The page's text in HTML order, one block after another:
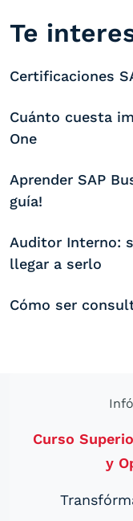
Te
Certificaciones
Cuánto cuesta
One
Aprender SAP
guía!
Auditor Interno:
llegar a serlo
Cómo ser
Curso
y